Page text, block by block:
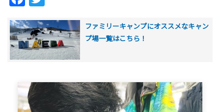
ファミリーキャンプにオススメなキャン
プ場一覧はこちら！